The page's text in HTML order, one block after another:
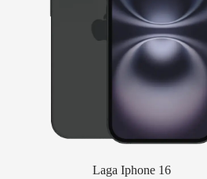
Laga Iphone 16